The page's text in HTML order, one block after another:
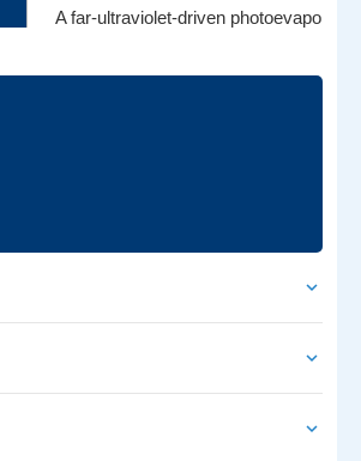
A far-ultraviolet-driven